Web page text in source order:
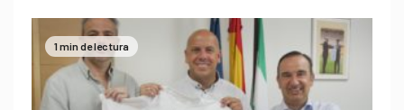
1 min de lectura